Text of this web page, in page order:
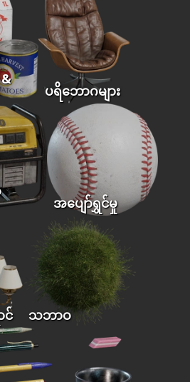
ပရိဘောဂများ
အပျော်ရွှင်မှု
င် သဘာဝ